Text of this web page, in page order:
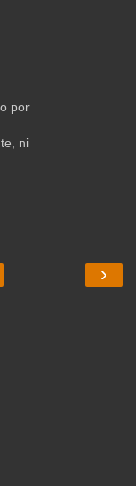
por
ni
›